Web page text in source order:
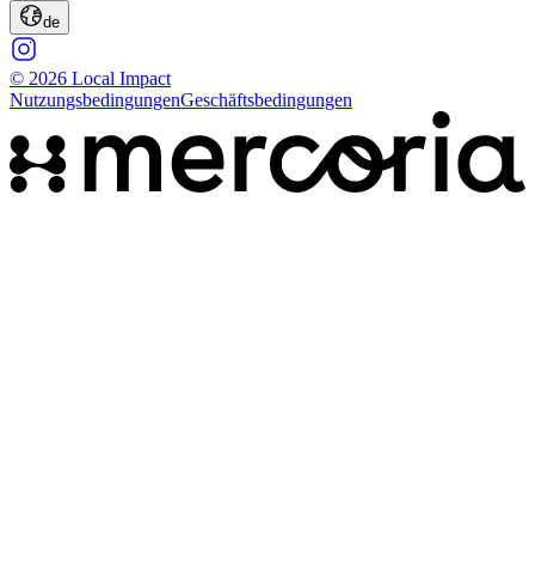
de
© 2026 Local Impact
NutzungsbedingungenGeschäftsbedingungen